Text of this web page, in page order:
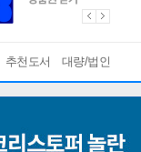
추천도서 대량/법인